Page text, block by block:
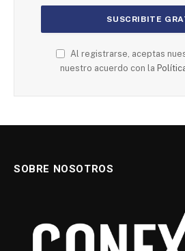
Al registrarse, aceptas
nuestro acuerdo con la
SOBRE NOSOTROS